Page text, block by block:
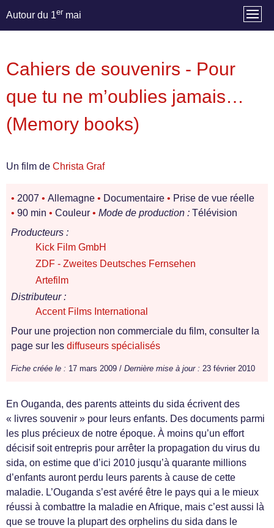
Autour du 1er mai
Cahiers de souvenirs - Pour
que tu ne m’oublies jamais…
(Memory books)
Un film de Christa Graf
• 2007 • Allemagne • Documentaire • Prise de vue réelle
• 90 min • Couleur • Mode de production : Télévision
Producteurs :
Kick Film GmbH
ZDF - Zweites Deutsches Fernsehen
Artefilm
Distributeur :
Accent Films International
Pour une projection non commerciale du film, consulter la
page sur les diffuseurs spécialisés
Fiche créée le : 17 mars 2009 / Dernière mise à jour : 23 février 2010
En Ouganda, des parents atteints du sida écrivent des
« livres souvenir » pour leurs enfants. Des documents parmi
les plus précieux de notre époque. À moins qu’un effort
décisif soit entrepris pour arrêter la propagation du virus du
sida, on estime que d’ici 2010 jusqu’à quarante millions
d’enfants auront perdu leurs parents à cause de cette
maladie. L’Ouganda s’est avéré être le pays qui a le mieux
réussi à combattre la maladie en Afrique, mais c’est aussi là
que se trouve la plupart des orphelins du sida dans le